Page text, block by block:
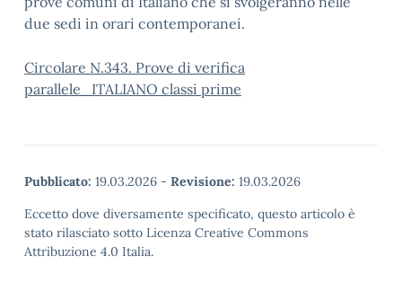
due sedi in orari contemporanei.
Circolare N.343. Prove di verifica
parallele_ITALIANO classi prime
Pubblicato: 19.03.2026 - Revisione: 19.03.2026
Eccetto dove diversamente specificato, questo articolo è
stato rilasciato sotto Licenza Creative Commons
Attribuzione 4.0 Italia.